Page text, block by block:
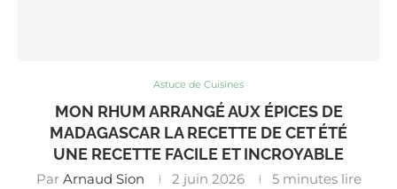
Astuce de Cuisines
MON RHUM ARRANGÉ AUX ÉPICES DE
MADAGASCAR LA RECETTE DE CET ÉTÉ
UNE RECETTE FACILE ET INCROYABLE
Par Arnaud Sion 2 juin 2026 5 minutes lire